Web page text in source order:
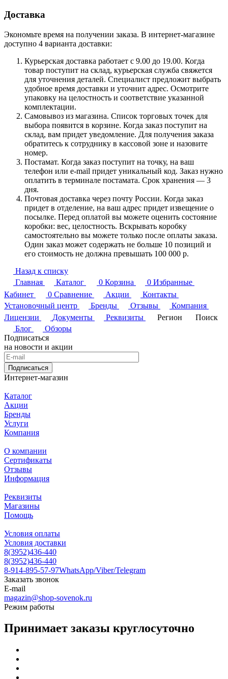
Доставка
Экономьте время на получении заказа. В интернет-магазине
доступно 4 варианта доставки:
Курьерская доставка работает с 9.00 до 19.00. Когда
товар поступит на склад, курьерская служба свяжется
для уточнения деталей. Специалист предложит выбрать
удобное время доставки и уточнит адрес. Осмотрите
упаковку на целостность и соответствие указанной
комплектации.
Самовывоз из магазина. Список торговых точек для
выбора появится в корзине. Когда заказ поступит на
склад, вам придет уведомление. Для получения заказа
обратитесь к сотруднику в кассовой зоне и назовите
номер.
Постамат. Когда заказ поступит на точку, на ваш
телефон или e-mail придет уникальный код. Заказ нужно
оплатить в терминале постамата. Срок хранения — 3
дня.
Почтовая доставка через почту России. Когда заказ
придет в отделение, на ваш адрес придет извещение о
посылке. Перед оплатой вы можете оценить состояние
коробки: вес, целостность. Вскрывать коробку
самостоятельно вы можете только после оплаты заказа.
Один заказ может содержать не больше 10 позиций и
его стоимость не должна превышать 100 000 р.
Назад к списку
Главная
Каталог 0 Корзина 0 Избранные
Кабинет
0 Сравнение Акции
Контакты
Установочный центр
Бренды Отзывы
Компания
Лицензии
Документы Реквизиты Регион
Поиск
Блог
Обзоры
Подписаться
на новости и акции
Подписаться
Интернет-магазин
Каталог
Акции
Бренды
Услуги
Компания
О компании
Сертификаты
Отзывы
Информация
Реквизиты
Магазины
Помощь
Условия оплаты
Условия доставки
8(3952)436-440
8(3952)436-440
8-914-895-57-97WhatsApp/Viber/Telegram
Заказать звонок
E-mail
magazin@shop-sovenok.ru
Режим работы
Принимает заказы круглосуточно